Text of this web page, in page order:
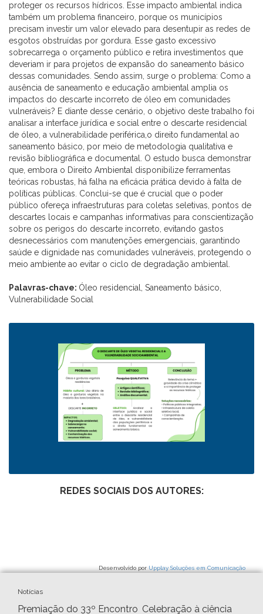
proteger os recursos hídricos. Esse impacto ambiental indica
também um problema financeiro, porque os municípios
precisam investir um valor elevado para desentupir as redes de
esgotos obstruídas por gordura. Esse gasto excessivo
sobrecarrega o orçamento público e retira investimentos que
deveriam ir para projetos de expansão do saneamento básico
dessas comunidades. Sendo assim, surge o problema: Como a
ausência de saneamento e educação ambiental amplia os
impactos do descarte incorreto de óleo em comunidades
vulneráveis? E diante desse cenário, o objetivo deste trabalho foi
analisar a interface jurídica e social entre o descarte residencial
de óleo, a vulnerabilidade periférica,o direito fundamental ao
saneamento básico, por meio de metodologia qualitativa e
revisão bibliográfica e documental. O estudo busca demonstrar
que, embora o Direito Ambiental disponibilize ferramentas
teóricas robustas, há falha na eficácia prática devido à falta de
políticas públicas. Conclui-se que é crucial que o poder
público ofereça infraestruturas para coletas seletivas, pontos de
descartes locais e campanhas informativas para conscientização
sobre os perigos do descarte incorreto, evitando gastos
desnecessários com manutenções emergenciais, garantindo
saúde e dignidade nas comunidades vulneráveis, protegendo o
meio ambiente ao evitar o ciclo de degradação ambiental.
Palavras-chave: Óleo residencial, Saneamento básico,
Vulnerabilidade Social
REDES SOCIAIS DOS AUTORES:
Desenvolvido por Upplay Soluções em Comunicação
Notícias
Premiação do 33º Encontro Celebração à ciência